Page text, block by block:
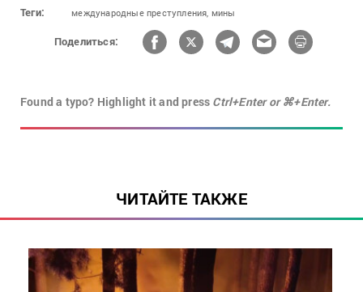
Теги: международные преступления, мины
Поделиться:
Found a typo? Highlight it and press Ctrl+Enter or ⌘+Enter.
ЧИТАЙТЕ ТАКЖЕ